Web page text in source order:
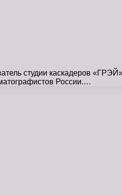
студии каскадеров
России.…